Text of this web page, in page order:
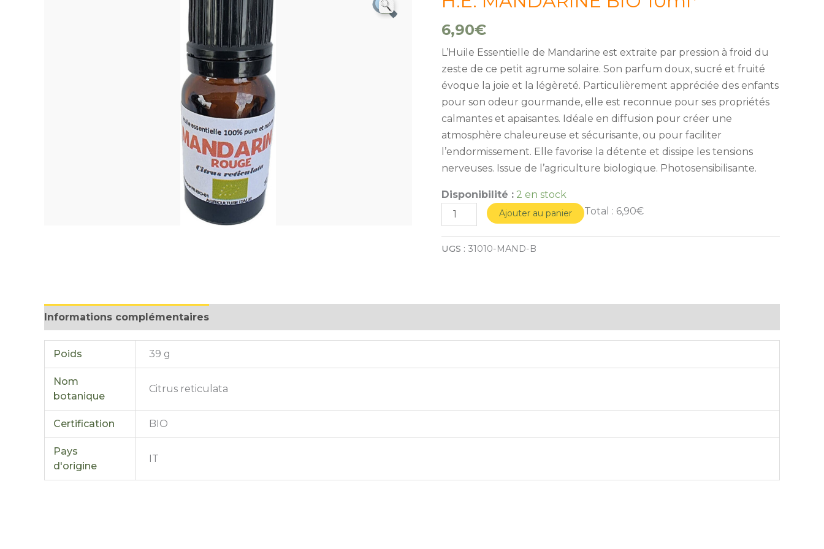
6,90€
L’Huile Essentielle de Mandarine est extraite par pression à froid du
zeste de ce petit agrume solaire. Son parfum doux, sucré et fruité
évoque la joie et la légèreté. Particulièrement appréciée des enfants
pour son odeur gourmande, elle est reconnue pour ses propriétés
calmantes et apaisantes. Idéale en diffusion pour créer une
atmosphère chaleureuse et sécurisante, ou pour faciliter
l’endormissement. Elle favorise la détente et dissipe les tensions
nerveuses. Issue de l’agriculture biologique. Photosensibilisante.
Disponibilité : 2 en stock
de
MANDARINE
BIO
10ml*
Ajouter au panier Total : 6,90€
UGS : 31010-MAND-B
Informations complémentaires
Poids 39 g
Nom
botanique
Citrus reticulata
Certification BIO
Pays
d'origine
IT